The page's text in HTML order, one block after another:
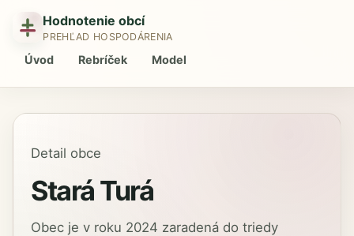
Hodnotenie obcí
PREHĽAD HOSPODÁRENIA
Úvod Rebríček Model
Detail obce
Stará Turá
Obec je v roku 2024 zaradená do triedy